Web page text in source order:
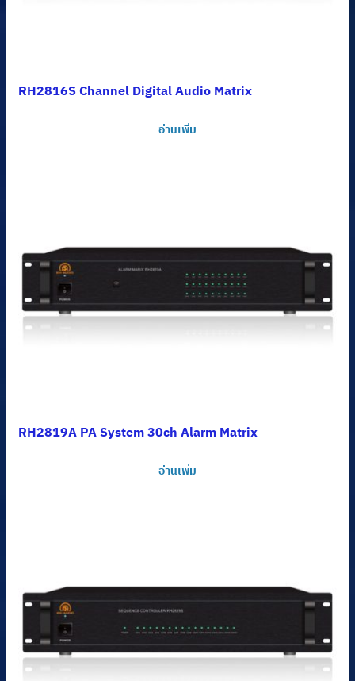
RH2816S Channel Digital Audio Matrix
อ่านเพิ่ม
RH2819A PA System 30ch Alarm Matrix
อ่านเพิ่ม